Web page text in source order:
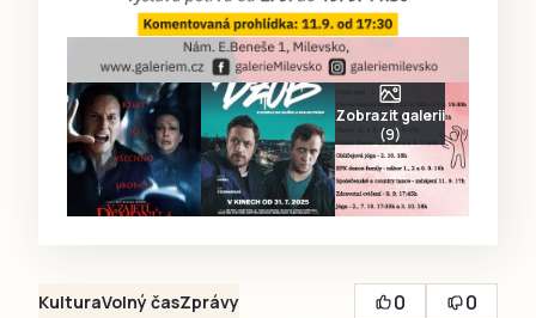
Zobrazit galerii
(9)
KulturaVolný časZprávy 0
0